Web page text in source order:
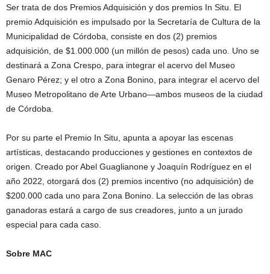
Ser trata de dos Premios Adquisición y dos premios In Situ. El
premio Adquisición es impulsado por la Secretaría de Cultura de la
Municipalidad de Córdoba, consiste en dos (2) premios
adquisición, de $1.000.000 (un millón de pesos) cada uno. Uno se
destinará a Zona Crespo, para integrar el acervo del Museo
Genaro Pérez; y el otro a Zona Bonino, para integrar el acervo del
Museo Metropolitano de Arte Urbano—ambos museos de la ciudad
de Córdoba.
Por su parte el Premio In Situ, apunta a apoyar las escenas
artísticas, destacando producciones y gestiones en contextos de
origen. Creado por Abel Guaglianone y Joaquín Rodríguez en el
año 2022, otorgará dos (2) premios incentivo (no adquisición) de
$200.000 cada uno para Zona Bonino. La selección de las obras
ganadoras estará a cargo de sus creadores, junto a un jurado
especial para cada caso.
Sobre MAC